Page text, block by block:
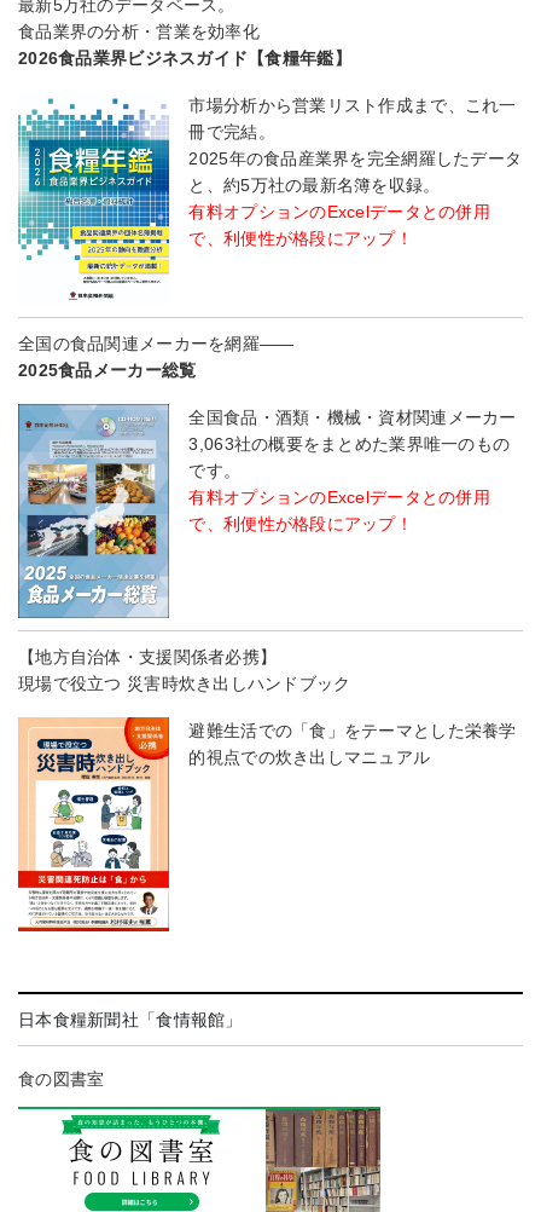
最新5万社のデータベース。
食品業界の分析・営業を効率化
2026食品業界ビジネスガイド【食糧年鑑】
市場分析から営業リスト作成まで、これ一
冊で完結。
2025年の食品産業界を完全網羅したデータ
と、約5万社の最新名簿を収録。
有料オプションのExcelデータとの併用
で、利便性が格段にアップ！
全国の食品関連メーカーを網羅――
2025食品メーカー総覧
全国食品・酒類・機械・資材関連メーカー
3,063社の概要をまとめた業界唯一のもの
です。
有料オプションのExcelデータとの併用
で、利便性が格段にアップ！
【地方自治体・支援関係者必携】
現場で役立つ 災害時炊き出しハンドブック
避難生活での「食」をテーマとした栄養学
的視点での炊き出しマニュアル
日本食糧新聞社「食情報館」
食の図書室